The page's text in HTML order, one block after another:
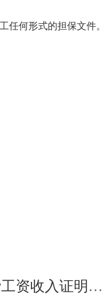
任何形式的担保文件。
资收入证明范